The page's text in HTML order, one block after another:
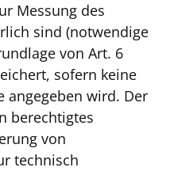
Messung des
sind (notwendige
von Art. 6
sofern keine
angegeben wird. Der
berechtigtes
von
technisch